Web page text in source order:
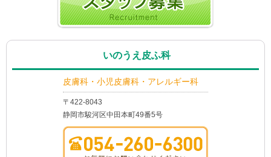
いのうえ皮ふ科
皮膚科・小児皮膚科・アレルギー科
〒422-8043
静岡市駿河区中田本町49番5号